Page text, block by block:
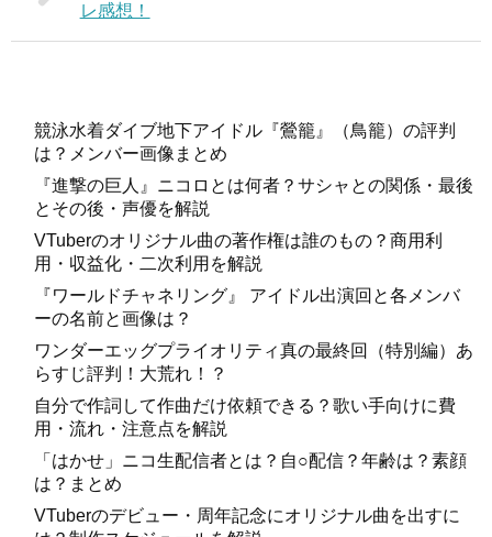
レ感想！
競泳水着ダイブ地下アイドル『鶯籠』（鳥籠）の評判
は？メンバー画像まとめ
『進撃の巨人』ニコロとは何者？サシャとの関係・最後
とその後・声優を解説
VTuberのオリジナル曲の著作権は誰のもの？商用利
用・収益化・二次利用を解説
『ワールドチャネリング』 アイドル出演回と各メンバ
ーの名前と画像は？
ワンダーエッグプライオリティ真の最終回（特別編）あ
らすじ評判！大荒れ！？
自分で作詞して作曲だけ依頼できる？歌い手向けに費
用・流れ・注意点を解説
「はかせ」ニコ生配信者とは？自○配信？年齢は？素顔
は？まとめ
VTuberのデビュー・周年記念にオリジナル曲を出すに